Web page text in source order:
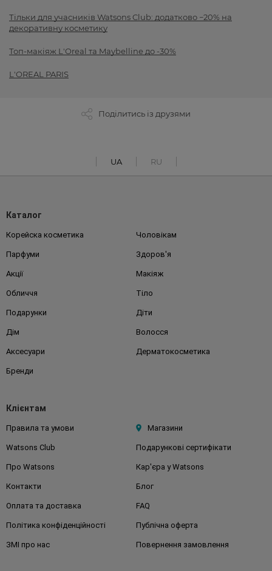
Тільки для учасників Watsons Club: додатково −20% на
декоративну косметику
Топ-макіяж L'Oreal та Maybelline до -30%
L'OREAL PARIS
Поділитись із друзями
UA RU
Каталог
Корейска косметика Чоловікам
Парфуми Здоров'я
Акції Макіяж
Обличчя Тіло
Подарунки Діти
Дім Волосся
Аксесуари Дерматокосметика
Бренди
Клієнтам
Правила та умови Магазини
Watsons Club Подарункові сертифікати
Про Watsons Кар'єра у Watsons
Контакти Блог
Оплата та доставка FAQ
Політика конфіденційності Публічна оферта
ЗМІ про нас Повернення замовлення